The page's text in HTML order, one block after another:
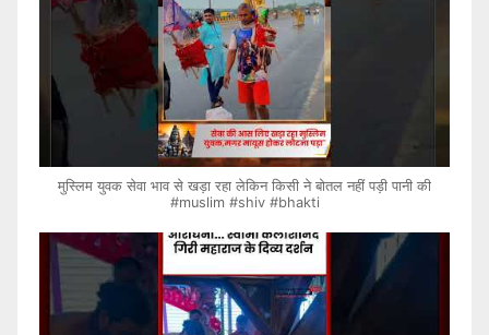
मुस्लिम युवक सेवा भाव से खड़ा रहा लेकिन किसी ने बोतल नहीं पड़ी पानी की
#muslim #shiv #bhakti